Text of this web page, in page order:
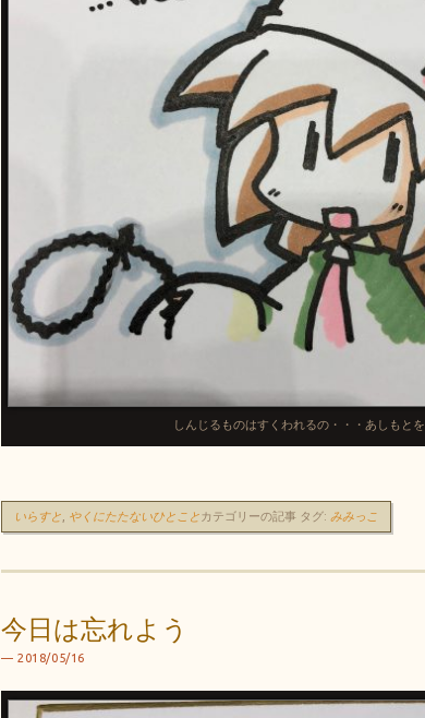
しんじるものはすくわれるの・・・あしもとを
いらすと やくにたたないひとことカテゴリーの記事 タグ: みみっこ
今日は忘れよう
2018/05/16